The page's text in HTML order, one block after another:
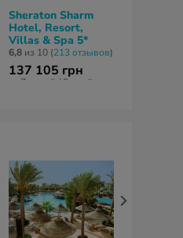
Sheraton Sharm
Hotel, Resort,
Villas & Spa 5*
6,8 из 10 (213 отзывов)
137 105 грн
за 7 ночей / 8 дней